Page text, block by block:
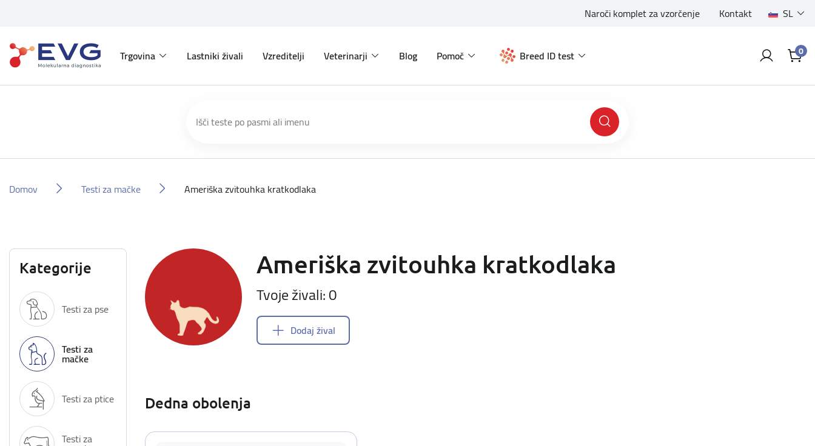
Naroči komplet za vzorčenje Kontakt SL
Trgovina Lastniki živali Vzreditelji Veterinarji Blog Pomoč Breed ID test 0
Domov Testi za mačke Ameriška zvitouhka kratkodlaka
Kategorije
Testi za pse
Testi za
mačke
Testi za ptice
Testi za
Ameriška zvitouhka kratkodlaka
Tvoje živali: 0
Dodaj žival
Dedna obolenja